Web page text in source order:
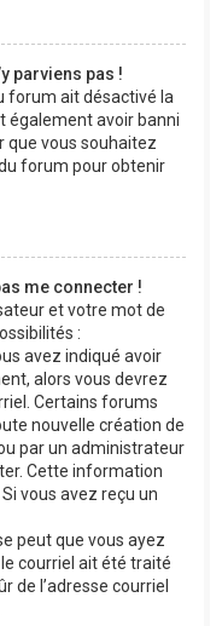
parviens pas !
forum ait désactivé la
également avoir banni
que vous souhaitez
forum pour obtenir
me connecter !
et votre mot de
:
avez indiqué avoir
alors vous devrez
Certains forums
nouvelle création de
par un administrateur
Cette information
vous avez reçu un
peut que vous ayez
courriel ait été traité
de l’adresse courriel